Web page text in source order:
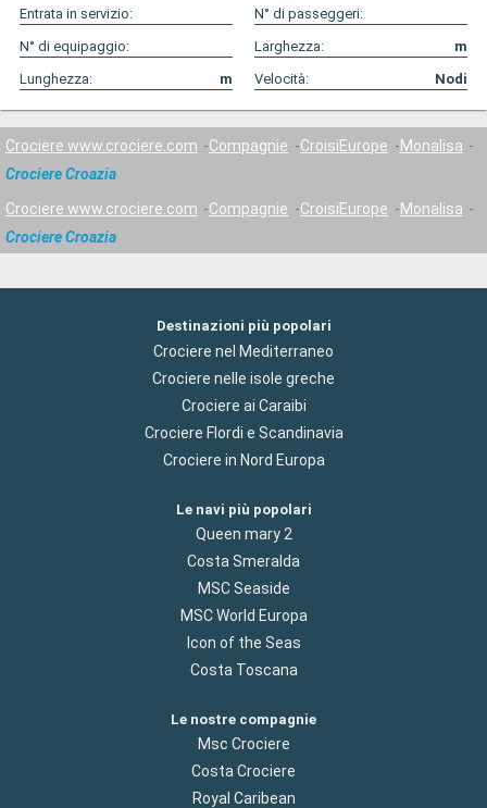
Entrata in servizio:
N° di passeggeri:
N° di equipaggio:
Larghezza:
m
Lunghezza:
m Velocità: Nodi
Crociere www.crociere.com Compagnie CroisiEurope
Monalisa
Crociere Croazia
Crociere www.crociere.com Compagnie CroisiEurope
Monalisa
Crociere Croazia
Destinazioni più popolari
Crociere nel Mediterraneo
Crociere nelle isole greche
Crociere ai Caraibi
Crociere Flordi e Scandinavia
Crociere in Nord Europa
Le navi più popolari
Queen mary 2
Costa Smeralda
MSC Seaside
MSC World Europa
Icon of the Seas
Costa Toscana
Le nostre compagnie
Msc Crociere
Costa Crociere
Royal Caribean